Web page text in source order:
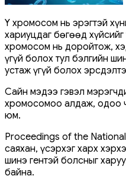
Y хромосом нь эрэгтэй
хариуцдаг бөгөөд
хромосом нь доройтож,
үгүй ​​болох тул бэлгийн
устаж үгүй ​​болох
Сайн мэдээ гэвэл
хромосомоо алдаж, одоо
юм.
Proceedings of the
саяхан, үсэрхэг харх
шинэ гентэй болсныг
байна.